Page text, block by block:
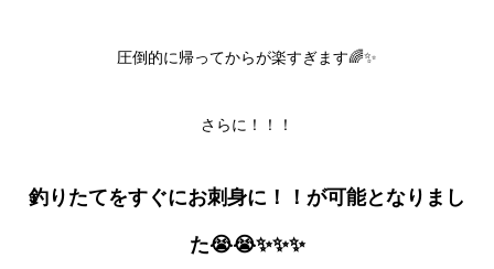
圧倒的に帰ってからが楽すぎます🌈✨
さらに！！！
釣りたてをすぐにお刺身に！！が可能となりまし
た😭😭✨✨✨